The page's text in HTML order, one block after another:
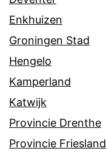
Enkhuizen
Groningen Stad
Hengelo
Kamperland
Katwijk
Provincie Drenthe
Provincie Friesland